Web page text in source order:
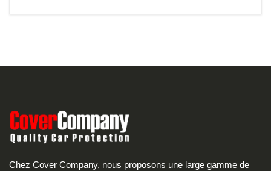
Chez Cover Company, nous proposons une large gamme de